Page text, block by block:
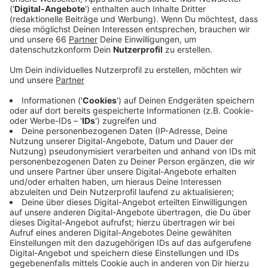
Anzeige
Die beiden sprechen ausführlich über sein
veröffentlichtes Buch"Blutkrebs besiegen", über 20
JahrePreventicum
Medizin in Deutschland), über Pferdesport und vieles
mehr.
Zudem gibt Dietrich Baumgart einen Einblick über
Privates mit Blick in die Vergangenheit, Gegenwart und
Zukunft.
Anzeige
Hier gibt’s den Talk zum Nachhören
Anzeige